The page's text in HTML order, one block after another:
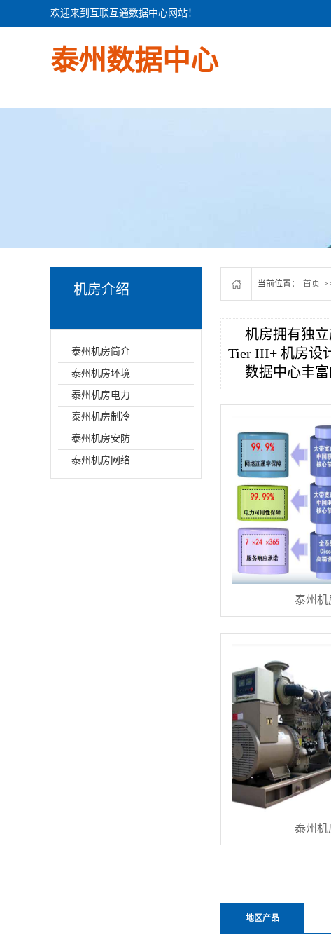
欢迎来到互联互通数据中心网站！
泰州数据中心
机房介绍
泰州机房简介
泰州机房环境
泰州机房电力
泰州机房制冷
泰州机房安防
泰州机房网络
当前位置： 首页
机房拥有独
Tier III+ 机房设
数据中心丰
泰州机
泰州机
地区产品